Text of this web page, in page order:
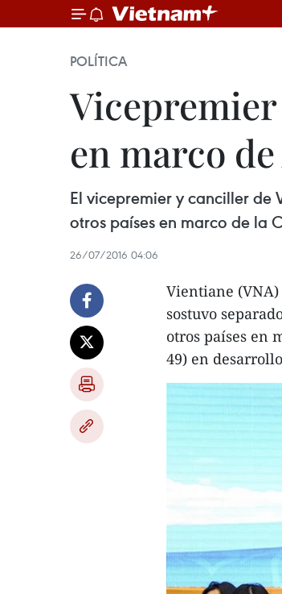
POLÍTICA
en marco
El vicepremier y canciller de
otros países en marco de la
26/07/2016 04:06
Vientiane
sostuvo
otros países en
49) en